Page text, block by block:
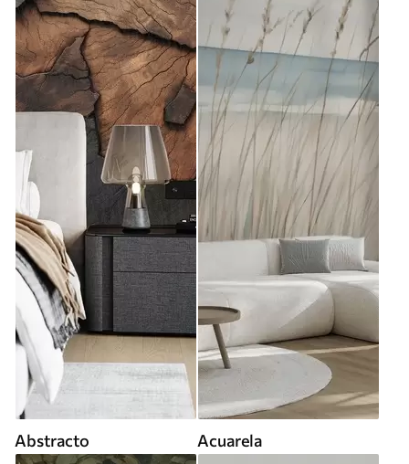
Abstracto Acuarela